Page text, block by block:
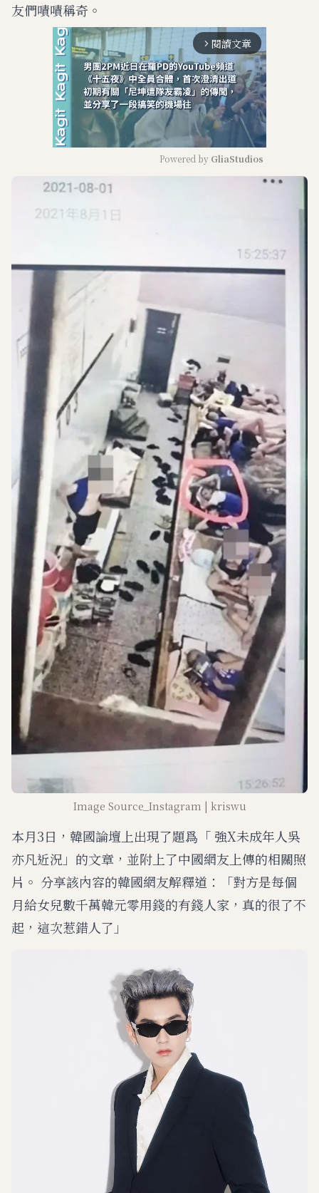
友們嘖嘖稱奇。
arrow_forward_ios 閱讀文章
Powered by GliaStudios
Image Source_Instagram | kriswu
本月3日，韓國論壇上出現了題爲「 強X未成年人吳
亦凡近況」的文章，並附上了中國網友上傳的相關照
片。 分享該內容的韓國網友解釋道：「對方是每個
月給女兒數千萬韓元零用錢的有錢人家，真的很了不
起，這次惹錯人了」